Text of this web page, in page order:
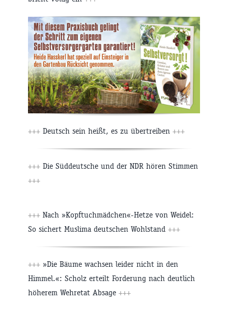
+++ Deutsch sein heißt, es zu übertreiben +++
+++ Die Süddeutsche und der NDR hören Stimmen
+++
+++ Nach »Kopftuchmädchen«-Hetze von Weidel:
So sichert Muslima deutschen Wohlstand +++
+++ »Die Bäume wachsen leider nicht in den
Himmel.«: Scholz erteilt Forderung nach deutlich
höherem Wehretat Absage +++